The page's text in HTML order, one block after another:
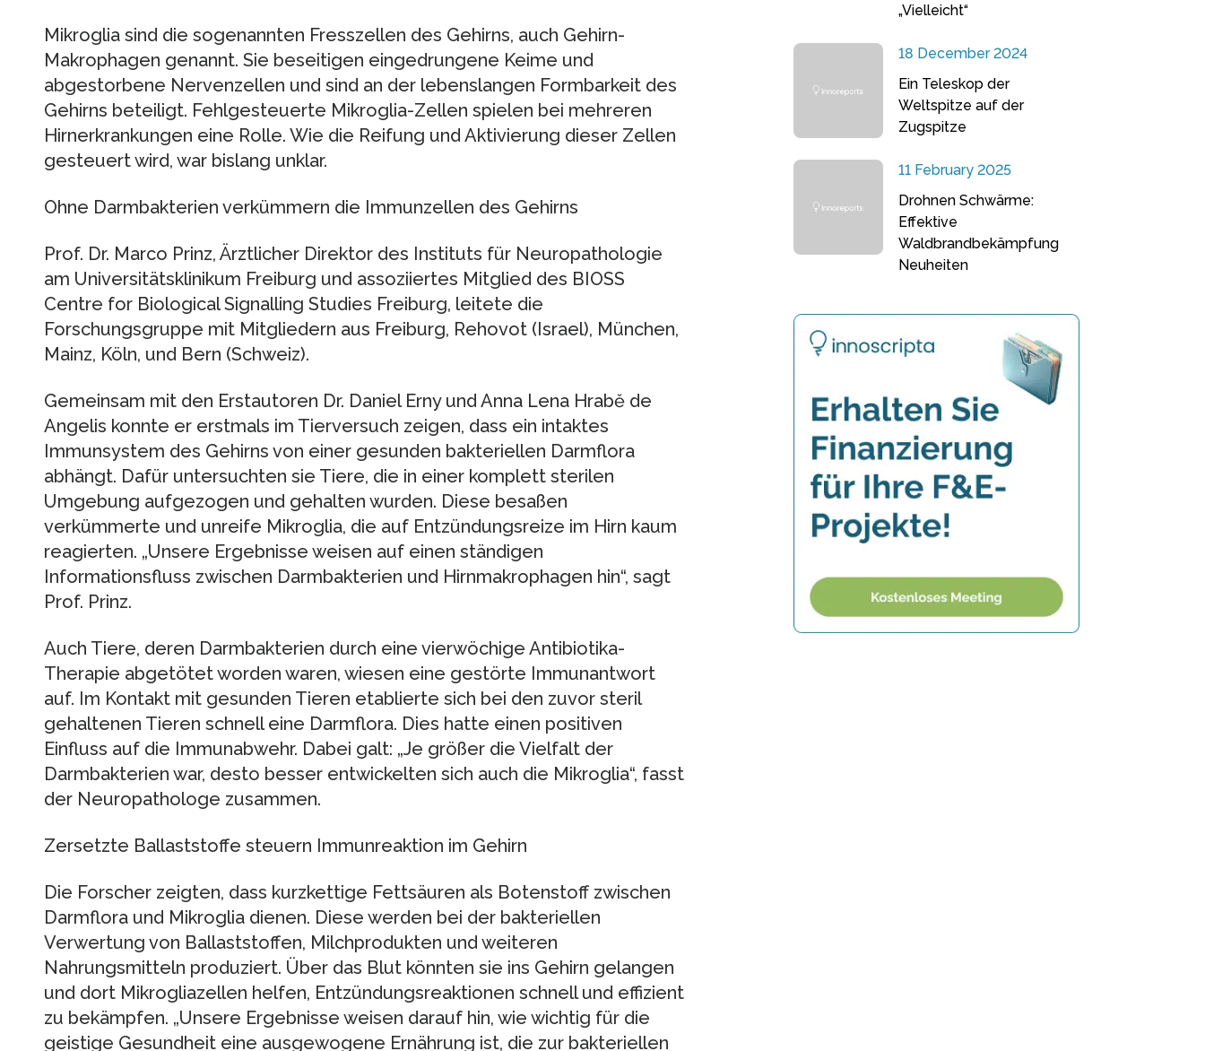
Mikroglia sind die sogenannten Fresszellen des Gehirns, auch Gehirn-
Makrophagen genannt. Sie beseitigen eingedrungene Keime und
abgestorbene Nervenzellen und sind an der lebenslangen Formbarkeit des
Gehirns beteiligt. Fehlgesteuerte Mikroglia-Zellen spielen bei mehreren
Hirnerkrankungen eine Rolle. Wie die Reifung und Aktivierung dieser Zellen
gesteuert wird, war bislang unklar.
Ohne Darmbakterien verkümmern die Immunzellen des Gehirns
Prof. Dr. Marco Prinz, Ärztlicher Direktor des Instituts für Neuropathologie
am Universitätsklinikum Freiburg und assoziiertes Mitglied des BIOSS
Centre for Biological Signalling Studies Freiburg, leitete die
Forschungsgruppe mit Mitgliedern aus Freiburg, Rehovot (Israel), München,
Mainz, Köln, und Bern (Schweiz).
Gemeinsam mit den Erstautoren Dr. Daniel Erny und Anna Lena Hrabě de
Angelis konnte er erstmals im Tierversuch zeigen, dass ein intaktes
Immunsystem des Gehirns von einer gesunden bakteriellen Darmflora
abhängt. Dafür untersuchten sie Tiere, die in einer komplett sterilen
Umgebung aufgezogen und gehalten wurden. Diese besaßen
verkümmerte und unreife Mikroglia, die auf Entzündungsreize im Hirn kaum
reagierten. „Unsere Ergebnisse weisen auf einen ständigen
Informationsfluss zwischen Darmbakterien und Hirnmakrophagen hin“, sagt
Prof. Prinz.
Auch Tiere, deren Darmbakterien durch eine vierwöchige Antibiotika-
Therapie abgetötet worden waren, wiesen eine gestörte Immunantwort
auf. Im Kontakt mit gesunden Tieren etablierte sich bei den zuvor steril
gehaltenen Tieren schnell eine Darmflora. Dies hatte einen positiven
Einfluss auf die Immunabwehr. Dabei galt: „Je größer die Vielfalt der
Darmbakterien war, desto besser entwickelten sich auch die Mikroglia“, fasst
der Neuropathologe zusammen.
Zersetzte Ballaststoffe steuern Immunreaktion im Gehirn
Die Forscher zeigten, dass kurzkettige Fettsäuren als Botenstoff zwischen
Darmflora und Mikroglia dienen. Diese werden bei der bakteriellen
Verwertung von Ballaststoffen, Milchprodukten und weiteren
Nahrungsmitteln produziert. Über das Blut könnten sie ins Gehirn gelangen
und dort Mikrogliazellen helfen, Entzündungsreaktionen schnell und effizient
zu bekämpfen. „Unsere Ergebnisse weisen darauf hin, wie wichtig für die
geistige Gesundheit eine ausgewogene Ernährung ist, die zur bakteriellen
„Vielleicht“
18 December 2024
Ein Teleskop der
Weltspitze auf der
Zugspitze
11 February 2025
Drohnen Schwärme:
Effektive
Waldbrandbekämpfung
Neuheiten